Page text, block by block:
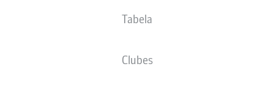
Tabela
Clubes
ESCALAÇÕES